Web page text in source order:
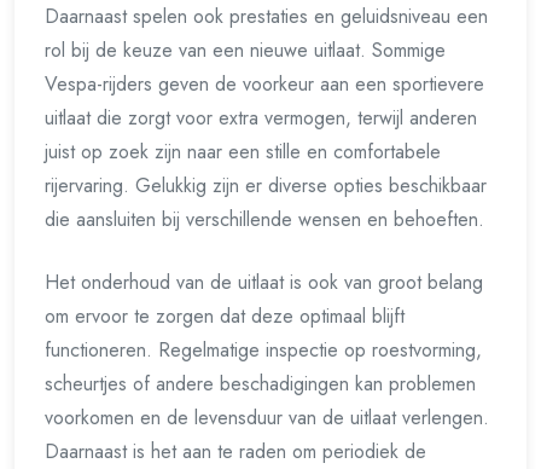
Daarnaast spelen ook prestaties en geluidsniveau een
rol bij de keuze van een nieuwe uitlaat. Sommige
Vespa-rijders geven de voorkeur aan een sportievere
uitlaat die zorgt voor extra vermogen, terwijl anderen
juist op zoek zijn naar een stille en comfortabele
rijervaring. Gelukkig zijn er diverse opties beschikbaar
die aansluiten bij verschillende wensen en behoeften.
Het onderhoud van de uitlaat is ook van groot belang
om ervoor te zorgen dat deze optimaal blijft
functioneren. Regelmatige inspectie op roestvorming,
scheurtjes of andere beschadigingen kan problemen
voorkomen en de levensduur van de uitlaat verlengen.
Daarnaast is het aan te raden om periodiek de